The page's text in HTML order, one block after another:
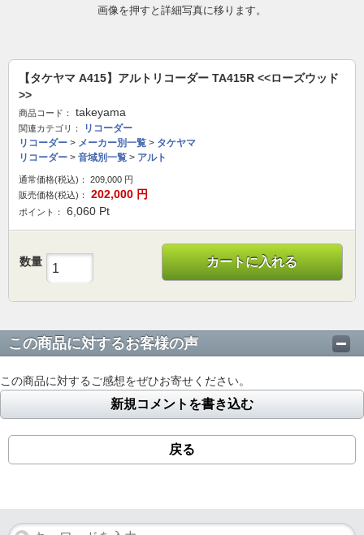
画像を押すと詳細写真に移ります。
【タケヤマ A415】アルトリコーダー TA415R <<ローズウッド
>>
商品コード： takeyama
関連カテゴリ：
リコーダー
リコーダー > メーカー別一覧 > タケヤマ
リコーダー > 音域別一覧 > アルト
通常価格(税込)： 209,000 円
販売価格(税込)：
202,000 円
ポイント： 6,060 Pt
数量 カートに入れる
この商品に対するお客様の声
この商品に対するご感想をぜひお寄せください。
新規コメントを書き込む
戻る